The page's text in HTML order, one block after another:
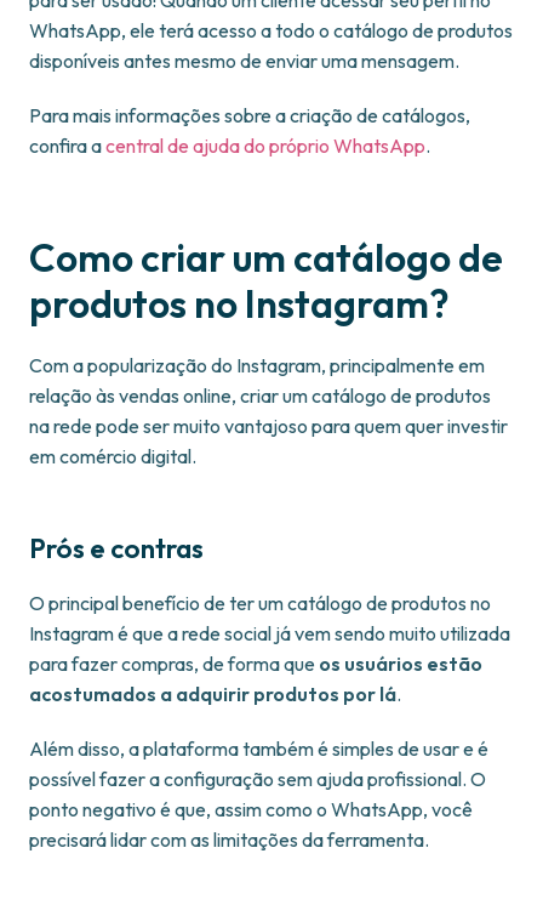
WhatsApp, ele terá acesso a todo o catálogo de produtos
disponíveis antes mesmo de enviar uma mensagem.
Para mais informações sobre a criação de catálogos,
confira acentral de ajuda do próprio WhatsApp.
Como criar um catálogo de
produtos no Instagram?
Com a popularização do Instagram, principalmente em
relação às vendas online, criar um catálogo de produtos
na rede pode ser muito vantajoso para quem quer investir
em comércio digital.
Prós e contras
O principal benefício de ter um catálogo de produtos no
Instagram é que a rede social já vem sendo muito utilizada
para fazer compras, de forma que os usuários estão
acostumados a adquirir produtos por lá.
Além disso, a plataforma também é simples de usar e é
possível fazer a configuração sem ajuda profissional. O
ponto negativo é que, assim como o WhatsApp, você
precisará lidar com as limitações da ferramenta.